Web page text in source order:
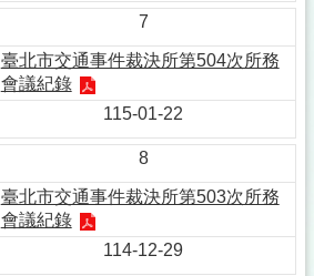
7
臺北市交通事件裁決所第504次所務
會議紀錄
115-01-22
8
臺北市交通事件裁決所第503次所務
會議紀錄
114-12-29